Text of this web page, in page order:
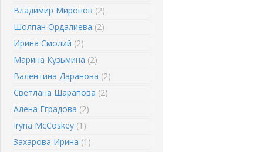
Владимир Миронов (2)
Шолпан Ордалиева (2)
Ирина Смолий (2)
Марина Кузьмина (2)
Валентина Даранова (2)
Светлана Шарапова (2)
Алена Еградова (2)
Iryna McCoskey (1)
Захарова Ирина (1)